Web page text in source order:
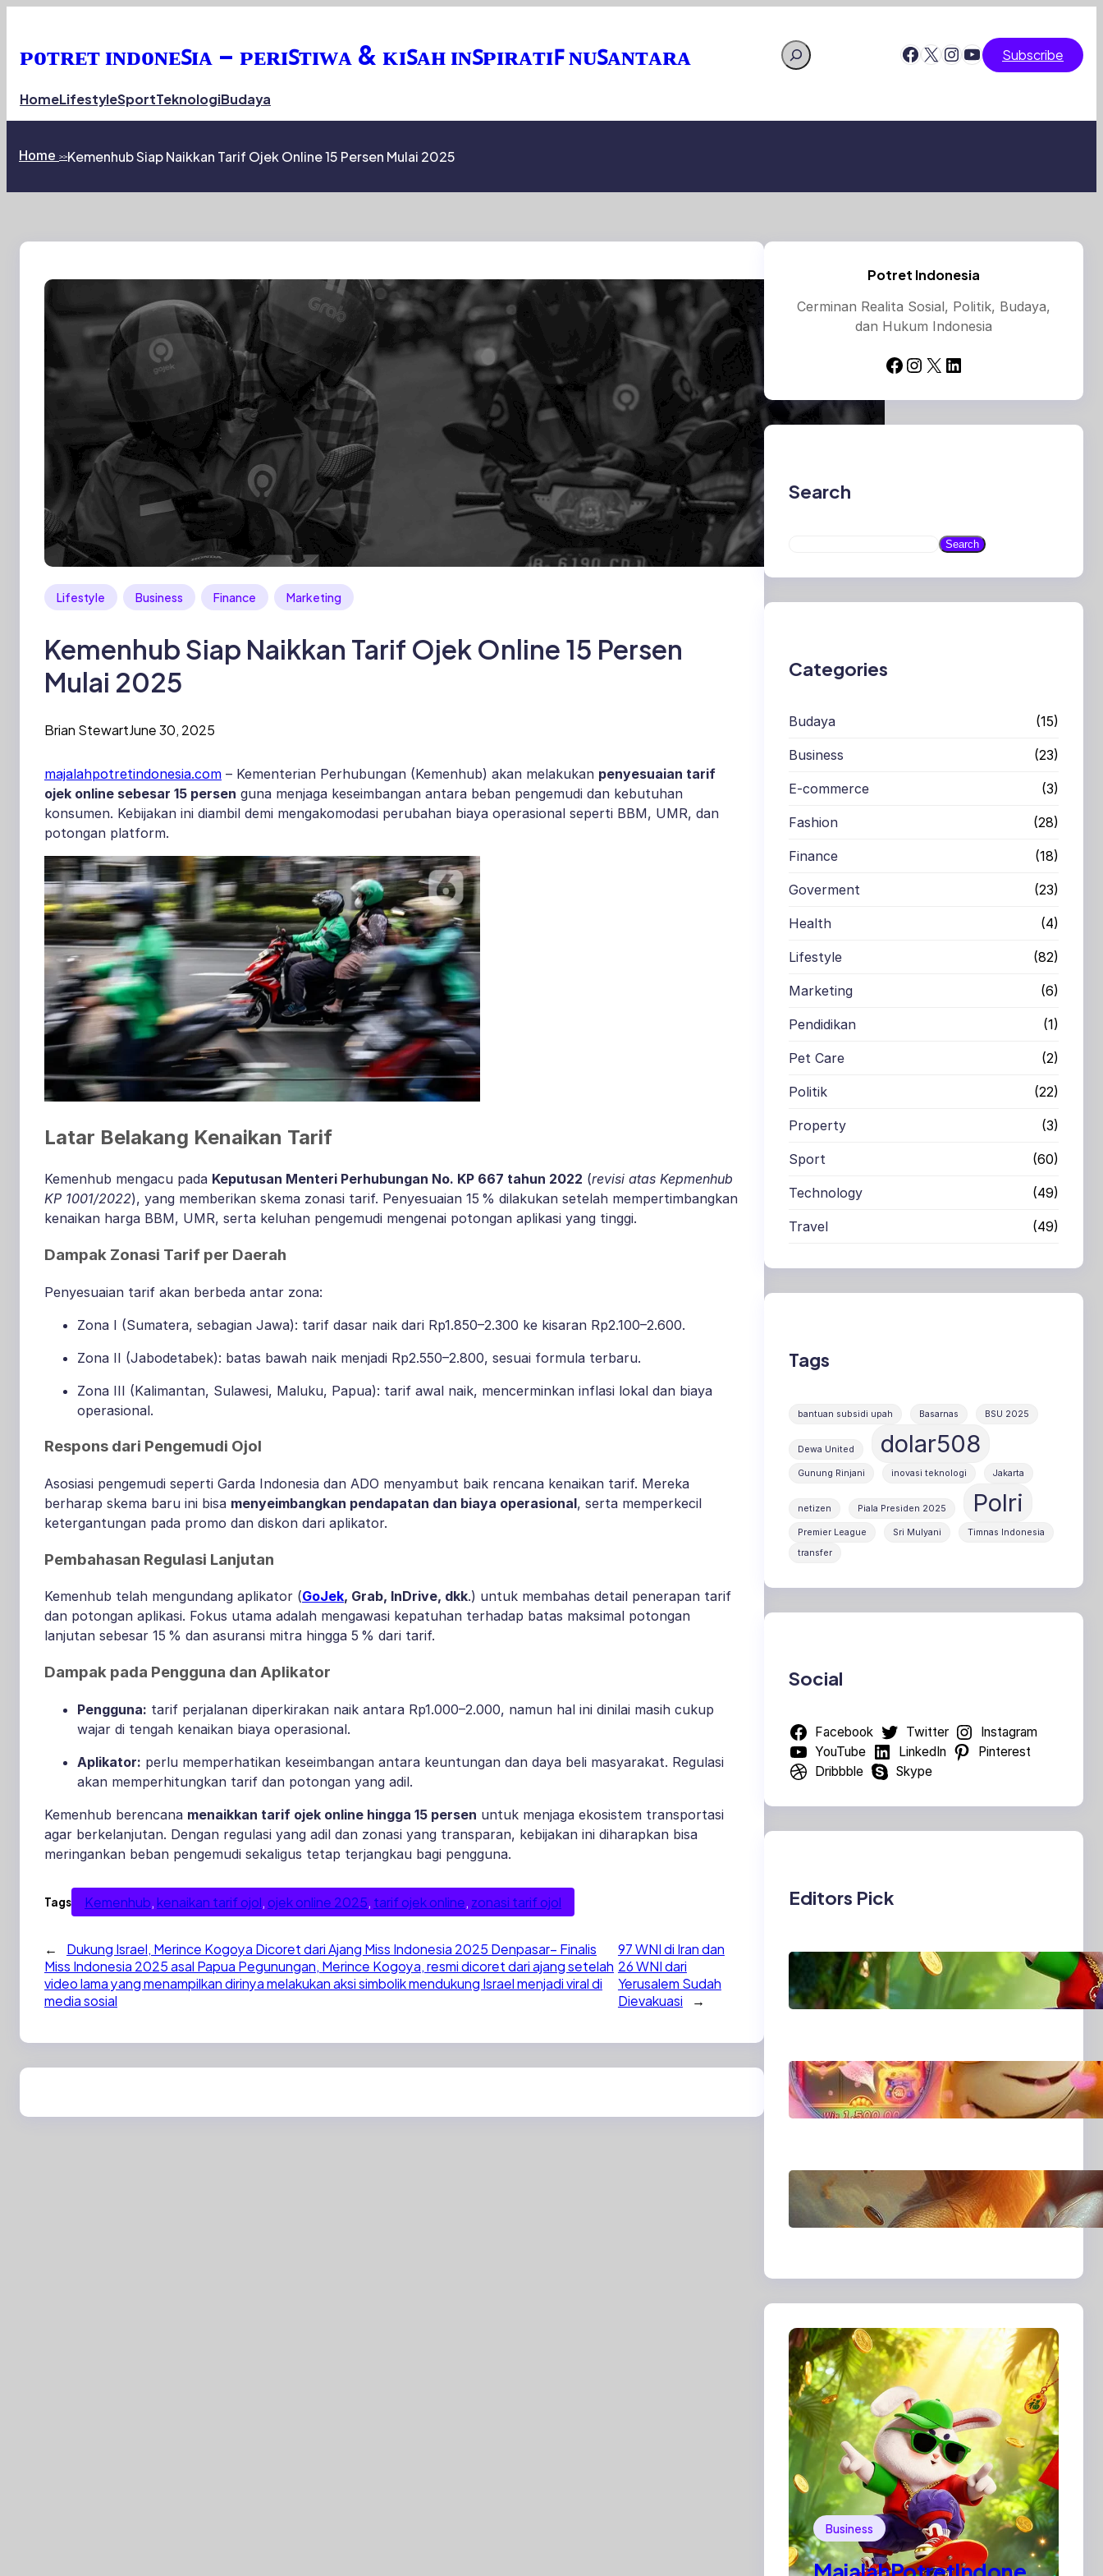
ᴘᴏᴛʀᴇᴛ ɪɴᴅᴏɴᴇꜱɪᴀ – ᴘᴇʀɪꜱᴛɪᴡᴀ & ᴋɪꜱᴀʜ ɪɴꜱᴘɪʀᴀᴛɪꜰ ɴᴜꜱᴀɴᴛᴀʀᴀ Search Facebook
X Instagram
YouTube
Subscribe
HomeLifestyleSportTeknologiBudaya
Home >>Kemenhub Siap Naikkan Tarif Ojek Online 15 Persen Mulai 2025
Lifestyle Business Finance Marketing
Kemenhub Siap Naikkan Tarif Ojek Online 15 Persen
Mulai 2025
Brian StewartJune 30, 2025
majalahpotretindonesia.com – Kementerian Perhubungan (Kemenhub) akan melakukan penyesuaian tarif
ojek online sebesar 15 persen guna menjaga keseimbangan antara beban pengemudi dan kebutuhan
konsumen. Kebijakan ini diambil demi mengakomodasi perubahan biaya operasional seperti BBM, UMR, dan
potongan platform.
Latar Belakang Kenaikan Tarif
Kemenhub mengacu pada Keputusan Menteri Perhubungan No. KP 667 tahun 2022 (revisi atas Kepmenhub
KP 1001/2022), yang memberikan skema zonasi tarif. Penyesuaian 15 % dilakukan setelah mempertimbangkan
kenaikan harga BBM, UMR, serta keluhan pengemudi mengenai potongan aplikasi yang tinggi.
Dampak Zonasi Tarif per Daerah
Penyesuaian tarif akan berbeda antar zona:
Zona I (Sumatera, sebagian Jawa): tarif dasar naik dari Rp1.850–2.300 ke kisaran Rp2.100–2.600.
Zona II (Jabodetabek): batas bawah naik menjadi Rp2.550–2.800, sesuai formula terbaru.
Zona III (Kalimantan, Sulawesi, Maluku, Papua): tarif awal naik, mencerminkan inflasi lokal dan biaya
operasional.
Respons dari Pengemudi Ojol
Asosiasi pengemudi seperti Garda Indonesia dan ADO menyambut baik rencana kenaikan tarif. Mereka
berharap skema baru ini bisa menyeimbangkan pendapatan dan biaya operasional, serta memperkecil
ketergantungan pada promo dan diskon dari aplikator.
Pembahasan Regulasi Lanjutan
Kemenhub telah mengundang aplikator (GoJek, Grab, InDrive, dkk.) untuk membahas detail penerapan tarif
dan potongan aplikasi. Fokus utama adalah mengawasi kepatuhan terhadap batas maksimal potongan
lanjutan sebesar 15 % dan asuransi mitra hingga 5 % dari tarif.
Dampak pada Pengguna dan Aplikator
Pengguna: tarif perjalanan diperkirakan naik antara Rp1.000–2.000, namun hal ini dinilai masih cukup
wajar di tengah kenaikan biaya operasional.
Aplikator: perlu memperhatikan keseimbangan antara keuntungan dan daya beli masyarakat. Regulasi
akan memperhitungkan tarif dan potongan yang adil.
Kemenhub berencana menaikkan tarif ojek online hingga 15 persen untuk menjaga ekosistem transportasi
agar berkelanjutan. Dengan regulasi yang adil dan zonasi yang transparan, kebijakan ini diharapkan bisa
meringankan beban pengemudi sekaligus tetap terjangkau bagi pengguna.
Tags Kemenhub, kenaikan tarif ojol, ojek online 2025, tarif ojek online, zonasi tarif ojol
←
Dukung Israel, Merince Kogoya Dicoret dari Ajang Miss Indonesia 2025 Denpasar– Finalis
Miss Indonesia 2025 asal Papua Pegunungan, Merince Kogoya, resmi dicoret dari ajang setelah
video lama yang menampilkan dirinya melakukan aksi simbolik mendukung Israel menjadi viral di
media sosial
97 WNI di Iran dan
26 WNI dari
Yerusalem Sudah
Dievakuasi
→
Potret Indonesia
Cerminan Realita Sosial, Politik, Budaya,
dan Hukum Indonesia
Facebook Instagram X LinkedIn
Search
a
Search
Categories
Budaya (15)
Business (23)
E-commerce (3)
Fashion (28)
Finance (18)
Goverment (23)
Health (4)
Lifestyle (82)
Marketing (6)
Pendidikan (1)
Pet Care (2)
Politik (22)
Property (3)
Sport (60)
Technology (49)
Travel (49)
Tags
bantuan subsidi upah Basarnas BSU 2025
Dewa United dolar508
Gunung Rinjani inovasi teknologi Jakarta
netizen Piala Presiden 2025 Polri
Premier League Sri Mulyani
Timnas Indonesia
transfer
Social
Facebook Twitter
Instagram
YouTube
LinkedIn
Pinterest
Dribbble
Skype
Editors Pick
MajalahPotretIndone
sia: Menghidupkan
Cerita Lewat Lensa
MajalahPotretIndone
sia dan Cara Baru
Merekam Cerita dari
Transformasi Media
Visual di Era Digital:
Bagaimana Fotografi
Membentuk Cara Kita
Business